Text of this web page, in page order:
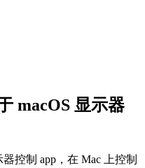
macOS 显示器
控制 app，在 Mac 上控制